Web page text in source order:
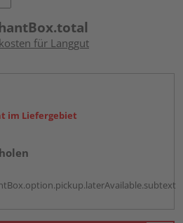
für Langgut
im Liefergebiet